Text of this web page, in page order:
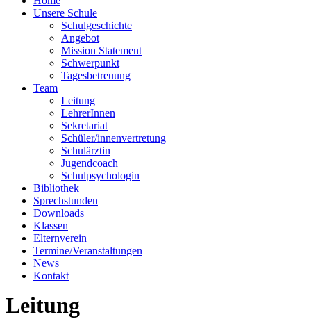
Unsere Schule
Schulgeschichte
Angebot
Mission Statement
Schwerpunkt
Tagesbetreuung
Team
Leitung
LehrerInnen
Sekretariat
Schüler/innenvertretung
Schulärztin
Jugendcoach
Schulpsychologin
Bibliothek
Sprechstunden
Downloads
Klassen
Elternverein
Termine/Veranstaltungen
News
Kontakt
Leitung